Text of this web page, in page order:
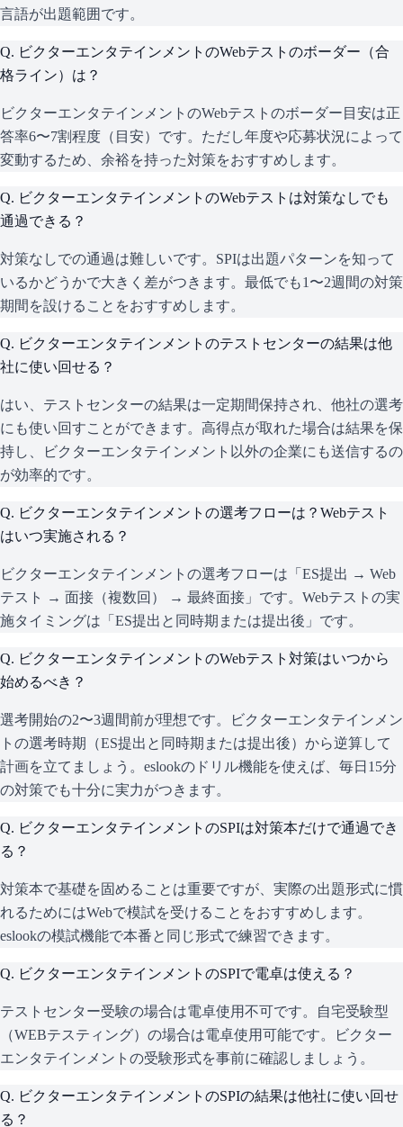
言語が出題範囲です。
Q. ビクターエンタテインメントのWebテストのボーダー（合
格ライン）は？
ビクターエンタテインメントのWebテストのボーダー目安は正
答率6〜7割程度（目安）です。ただし年度や応募状況によって
変動するため、余裕を持った対策をおすすめします。
Q. ビクターエンタテインメントのWebテストは対策なしでも
通過できる？
対策なしでの通過は難しいです。SPIは出題パターンを知って
いるかどうかで大きく差がつきます。最低でも1〜2週間の対策
期間を設けることをおすすめします。
Q. ビクターエンタテインメントのテストセンターの結果は他
社に使い回せる？
はい、テストセンターの結果は一定期間保持され、他社の選考
にも使い回すことができます。高得点が取れた場合は結果を保
持し、ビクターエンタテインメント以外の企業にも送信するの
が効率的です。
Q. ビクターエンタテインメントの選考フローは？Webテスト
はいつ実施される？
ビクターエンタテインメントの選考フローは「ES提出 → Web
テスト → 面接（複数回） → 最終面接」です。Webテストの実
施タイミングは「ES提出と同時期または提出後」です。
Q. ビクターエンタテインメントのWebテスト対策はいつから
始めるべき？
選考開始の2〜3週間前が理想です。ビクターエンタテインメン
トの選考時期（ES提出と同時期または提出後）から逆算して
計画を立てましょう。eslookのドリル機能を使えば、毎日15分
の対策でも十分に実力がつきます。
Q. ビクターエンタテインメントのSPIは対策本だけで通過でき
る？
対策本で基礎を固めることは重要ですが、実際の出題形式に慣
れるためにはWebで模試を受けることをおすすめします。
eslookの模試機能で本番と同じ形式で練習できます。
Q. ビクターエンタテインメントのSPIで電卓は使える？
テストセンター受験の場合は電卓使用不可です。自宅受験型
（WEBテスティング）の場合は電卓使用可能です。ビクター
エンタテインメントの受験形式を事前に確認しましょう。
Q. ビクターエンタテインメントのSPIの結果は他社に使い回せ
る？